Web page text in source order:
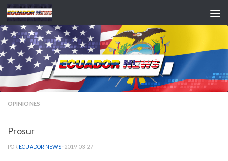
Saltar al contenido
OPINIONES
Prosur
POR ECUADOR NEWS · 2019-03-27